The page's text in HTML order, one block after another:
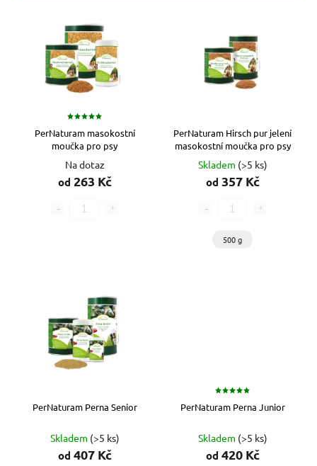
PerNaturam masokostní
moučka pro psy
Na dotaz
od 263 Kč
PerNaturam Hirsch pur jelení
masokostní moučka pro psy
Skladem (>5 ks)
od 357 Kč
500 g
PerNaturam Perna Senior
Skladem (>5 ks)
od 407 Kč
PerNaturam Perna Junior
Skladem (>5 ks)
od 420 Kč